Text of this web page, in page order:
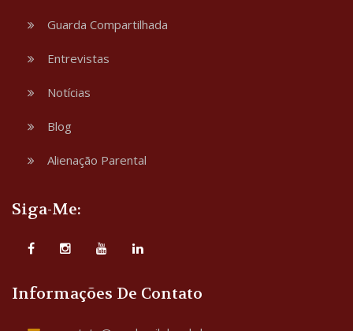
Guarda Compartilhada
Entrevistas
Notícias
Blog
Alienação Parental
Siga-Me:
Informações De Contato